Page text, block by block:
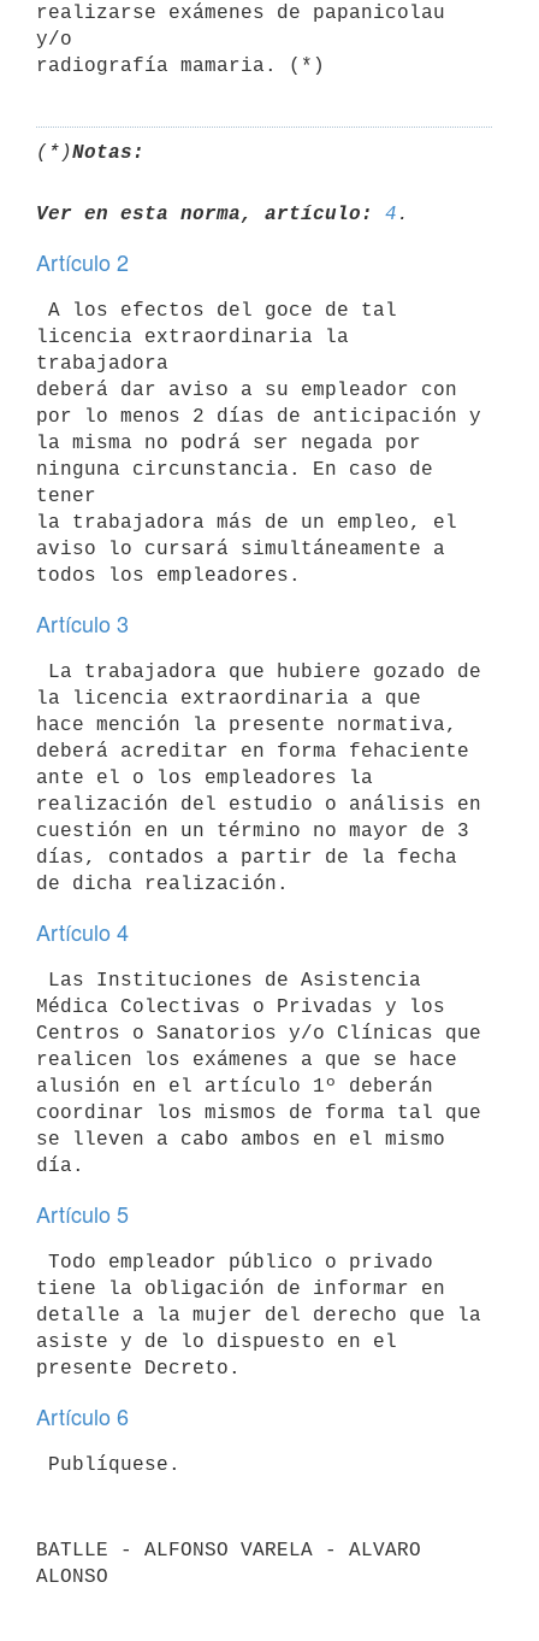
realizarse exámenes de papanicolau
y/o
(*)Notas:
Ver en esta norma, artículo: 4
Artículo 2
licencia extraordinaria la
trabajadora
deberá dar aviso a su empleador con
por lo menos 2 días de anticipación y
la misma no podrá ser negada por
ninguna circunstancia. En caso de
tener
la trabajadora más de un empleo, el
aviso lo cursará simultáneamente a
Artículo 3
la licencia extraordinaria a que
hace mención la presente normativa,
deberá acreditar en forma fehaciente
ante el o los empleadores la
realización del estudio o análisis en
cuestión en un término no mayor de 3
días, contados a partir de la fecha
Artículo 4
Médica Colectivas o Privadas y los
Centros o Sanatorios y/o Clínicas que
realicen los exámenes a que se hace
alusión en el artículo 1º deberán
coordinar los mismos de forma tal que
se lleven a cabo ambos en el mismo
Artículo 5
tiene la obligación de informar en
detalle a la mujer del derecho que la
asiste y de lo dispuesto en el
Artículo 6
BATLLE - ALFONSO VARELA - ALVARO
ALONSO